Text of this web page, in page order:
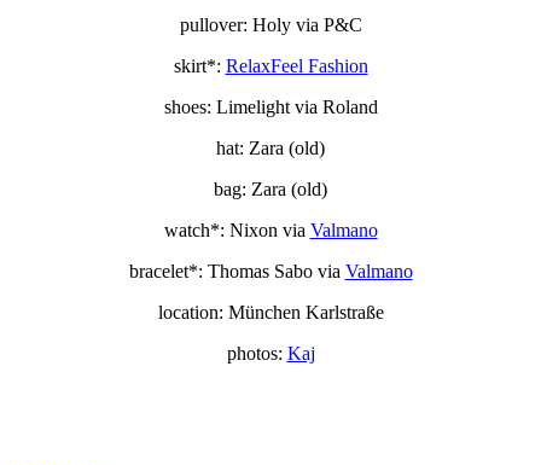
pullover: Holy via P&C
skirt*: RelaxFeel Fashion
shoes: Limelight via Roland
hat: Zara (old)
bag: Zara (old)
watch*: Nixon via Valmano
bracelet*: Thomas Sabo via Valmano
location: München Karlstraße
photos: Kaj